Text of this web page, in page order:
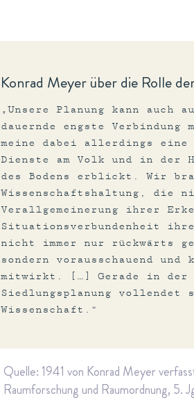
Konrad Meyer über die Rolle
„Unsere Planung kann
dauernde engste
meine dabei allerdings eine
Dienste am Volk und in der
des Bodens erblickt. Wir
Wissenschaftshaltung, die
Verallgemeinerung ihrer
Situationsverbundenheit
nicht immer nur rückwärts
sondern vorausschauend
mitwirkt. […] Gerade in der
Siedlungsplanung vollendet
Wissenschaft.“
Quelle: 1941 von Konrad Meyer
Raumforschung und Raumordnung,